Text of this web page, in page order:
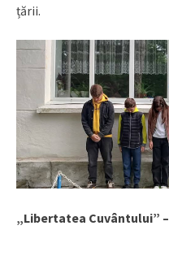
țării.
„Libertatea Cuvântului” –